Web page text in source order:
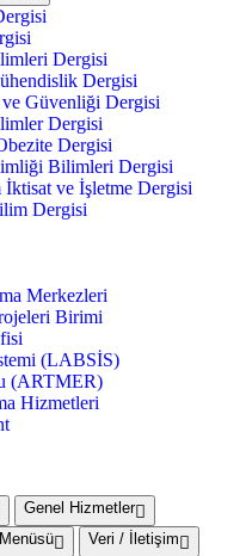
Dergisi
Dergisi
ve Güvenliği Dergisi
Dergisi
Dergisi
Bilimleri Dergisi
İktisat ve İşletme Dergisi
Dergisi
Merkezleri
Birimi
(LABSİS)
(ARTMER)
Hizmetleri
Genel Hizmetler
Veri / İletişim